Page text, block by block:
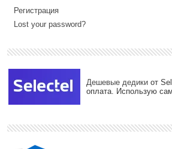
Регистрация
Lost your password?
Дешевые дедики от
оплата. Использую сам.